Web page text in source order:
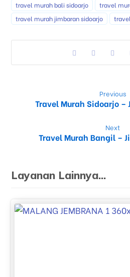
travel murah bali sidoarjo
travel
travel murah jimbaran sidoarjo
Previous
Travel Murah Sidoarjo
Next
Travel Murah Bangil –
Layanan Lainnya...